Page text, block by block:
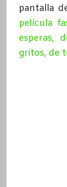
pantalla
película
esperas,
gritos, de